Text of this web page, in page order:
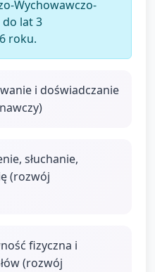
Wychowawczo-
do lat 3
roku.
i doświadczanie
słuchanie,
(rozwój
fizyczna i
(rozwój